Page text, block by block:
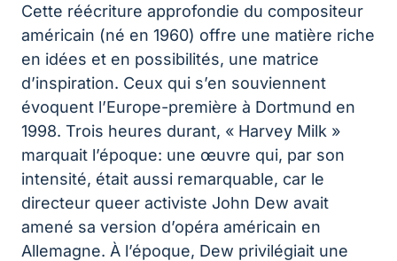
Cette réécriture approfondie du compositeur
américain (né en 1960) offre une matière riche
en idées et en possibilités, une matrice
d’inspiration. Ceux qui s’en souviennent
évoquent l’Europe-première à Dortmund en
1998. Trois heures durant, « Harvey Milk »
marquait l’époque: une œuvre qui, par son
intensité, était aussi remarquable, car le
directeur queer activiste John Dew avait
amené sa version d’opéra américain en
Allemagne. À l’époque, Dew privilégiait une